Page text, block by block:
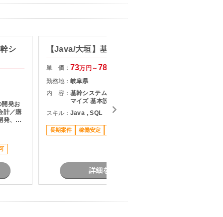
シ
開発お
計／購
発、パ
定義
担当
応
【Java/大垣】基幹システム改修
単 価： 73万円～78
勤務地： 岐阜県
内 容： 基幹システム開発 パッケージカスタ
マイズ 基本設計以降の各工程対応
スキル： Java , SQL
長期案件 稼働安定
詳細を見る